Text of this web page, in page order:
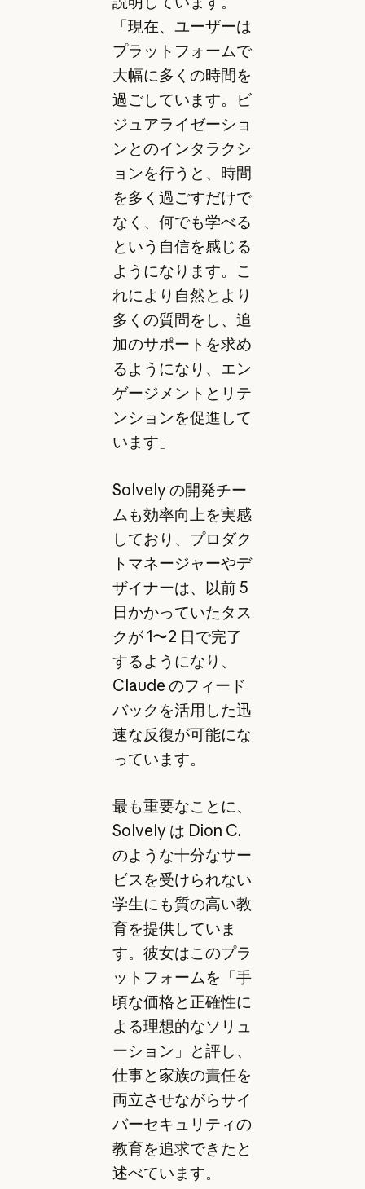
「現在、ユーザーは
プラットフォームで
大幅に多くの時間を
過ごしています。ビ
ジュアライゼーショ
ンとのインタラクシ
ョンを行うと、時間
を多く過ごすだけで
なく、何でも学べる
という自信を感じる
ようになります。こ
れにより自然とより
多くの質問をし、追
加のサポートを求め
るようになり、エン
ゲージメントとリテ
ンションを促進して
います」
Solvely の開発チー
ムも効率向上を実感
しており、プロダク
トマネージャーやデ
ザイナーは、以前 5
日かかっていたタス
クが 1〜2 日で完了
するようになり、
Claude のフィード
バックを活用した迅
速な反復が可能にな
っています。
最も重要なことに、
Solvely は Dion C.
のような十分なサー
ビスを受けられない
学生にも質の高い教
育を提供していま
す。彼女はこのプラ
ットフォームを「手
頃な価格と正確性に
よる理想的なソリュ
ーション」と評し、
仕事と家族の責任を
両立させながらサイ
バーセキュリティの
教育を追求できたと
述べています。